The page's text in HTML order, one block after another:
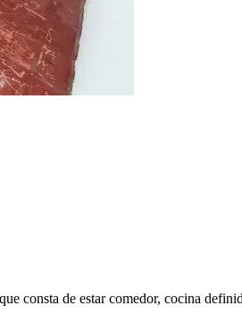
consta de estar comedor, cocina